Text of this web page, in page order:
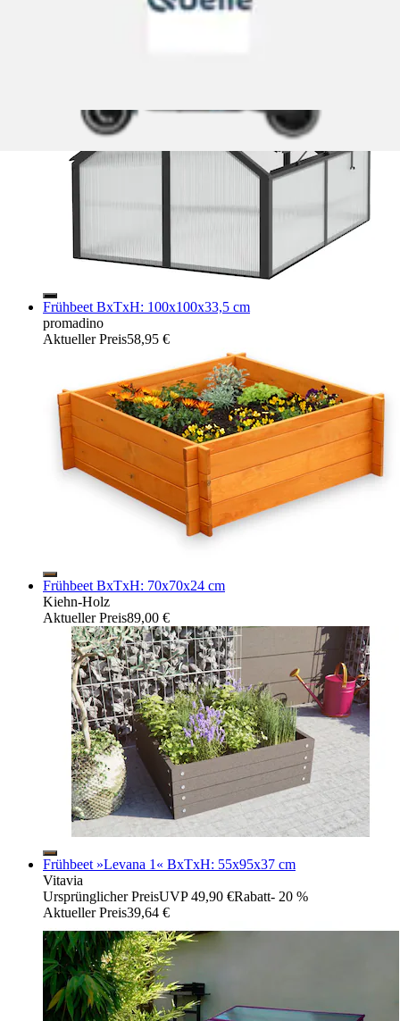
Frühbeet BxTxH: 100x100x33,5 cm
promadino
Aktueller Preis58,95 €
Frühbeet BxTxH: 70x70x24 cm
Kiehn-Holz
Aktueller Preis89,00 €
Frühbeet »Levana 1« BxTxH: 55x95x37 cm
Vitavia
Ursprünglicher PreisUVP 49,90 €Rabatt- 20 %
Aktueller Preis39,64 €